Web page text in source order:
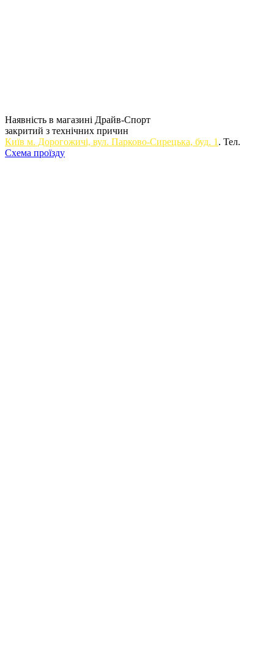
Наявність в магазині Драйв-Спорт
закритий з технічних причин
Київ м. Дорогожичi, вул. Парково-Сирецька, буд. 1 . Тел.
Схема проїзду